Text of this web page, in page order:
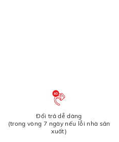
Đổi trả dễ dàng
(trong vòng 7 ngày nếu lỗi nhà sản
xuất)